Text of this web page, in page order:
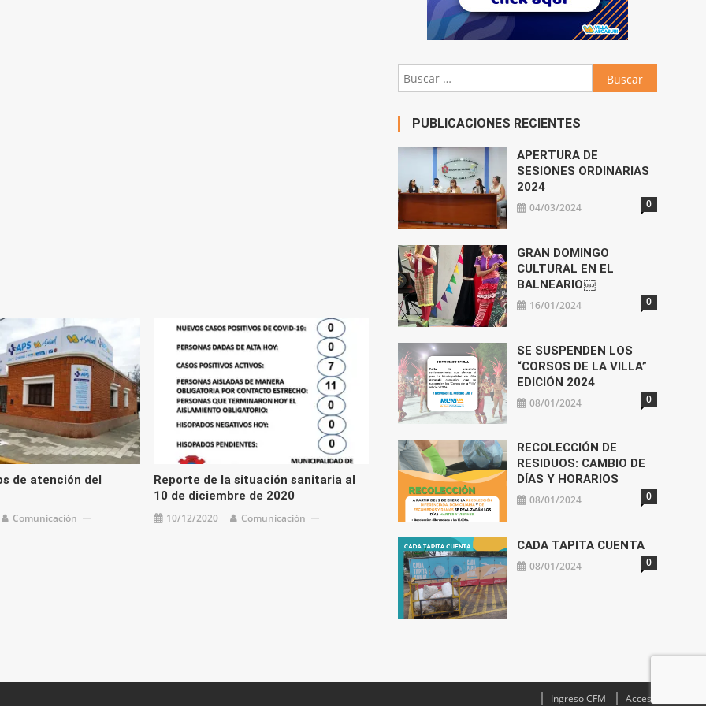
de atención del
Comunicación
Reporte de la situación sanitaria al
10 de diciembre de 2020
10/12/2020 Comunicación
Buscar:
PUBLICACIONES RECIENTES
APERTURA DE
SESIONES ORDINARIAS
2024
04/03/2024 0
GRAN DOMINGO
CULTURAL EN EL
BALNEARIO￼
16/01/2024 0
SE SUSPENDEN LOS
“CORSOS DE LA VILLA”
EDICIÓN 2024
08/01/2024 0
RECOLECCIÓN DE
RESIDUOS: CAMBIO DE
DÍAS Y HORARIOS
08/01/2024 0
CADA TAPITA CUENTA
08/01/2024 0
Ingreso CFM Acceso